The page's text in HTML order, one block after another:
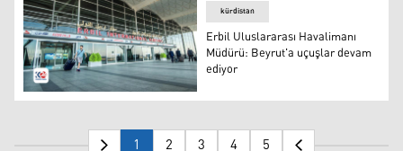
Erbil Uluslararası Havalimanı Müdürü: Beyrut'a
kürdistan
Erbil Uluslararası Havalimanı
Müdürü: Beyrut'a uçuşlar devam
ediyor
1 2 3 4 5